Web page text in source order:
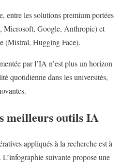
entre les solutions premium portées
Microsoft, Google, Anthropic) et
(Mistral, Hugging Face).
par l’IA n’est plus un horizon
quotidienne dans les universités,
meilleurs outils IA
appliqués à la recherche est à
suivante propose une